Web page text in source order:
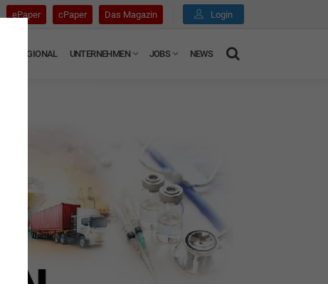
ePaper cPaper Das Magazin Login
REGIONAL UNTERNEHMEN JOBS NEWS